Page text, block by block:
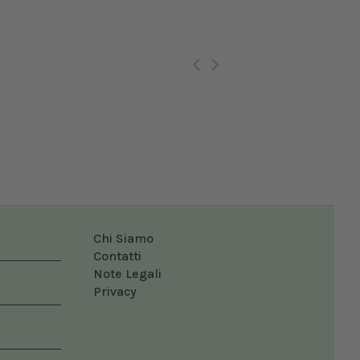
Chi Siamo
Contatti
Note Legali
Privacy